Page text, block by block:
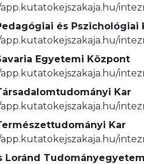
app.kutatokejszakaja.hu/
és Pszichológiai
Egyetemi Központ
Kar
app.kutatokejszakaja.hu/
Kar
app.kutatokejszakaja.hu/
Loránd Tudományegyetem